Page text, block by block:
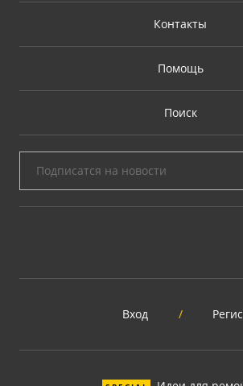
Контакты
Помощь
Поиск
Вход /